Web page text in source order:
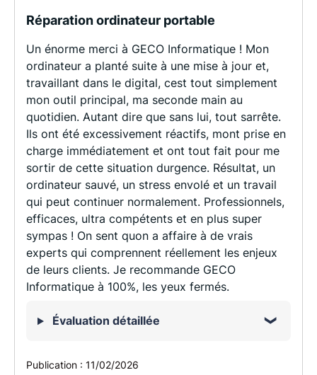
Réparation ordinateur portable
Un énorme merci à GECO Informatique ! Mon
ordinateur a planté suite à une mise à jour et,
travaillant dans le digital, cest tout simplement
mon outil principal, ma seconde main au
quotidien. Autant dire que sans lui, tout sarrête.
Ils ont été excessivement réactifs, mont prise en
charge immédiatement et ont tout fait pour me
sortir de cette situation durgence. Résultat, un
ordinateur sauvé, un stress envolé et un travail
qui peut continuer normalement. Professionnels,
efficaces, ultra compétents et en plus super
sympas ! On sent quon a affaire à de vrais
experts qui comprennent réellement les enjeux
de leurs clients. Je recommande GECO
Informatique à 100%, les yeux fermés.
Évaluation détaillée
Publication : 11/02/2026